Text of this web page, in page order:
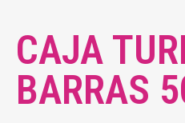
CAJA
BARRAS